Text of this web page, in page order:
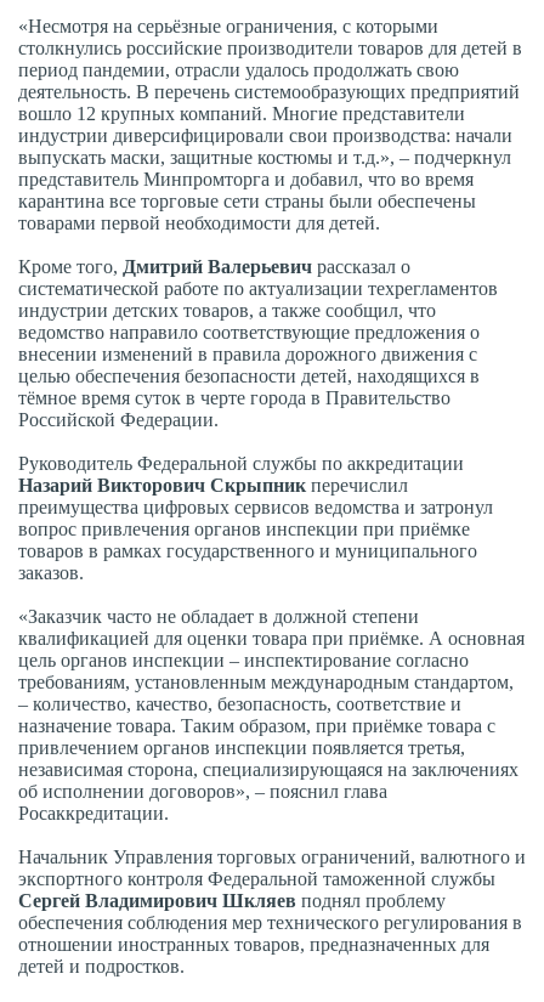
«Несмотря на серьёзные ограничения, с которыми
столкнулись российские производители товаров для детей в
период пандемии, отрасли удалось продолжать свою
деятельность. В перечень системообразующих предприятий
вошло 12 крупных компаний. Многие представители
индустрии диверсифицировали свои производства: начали
выпускать маски, защитные костюмы и т.д.», – подчеркнул
представитель Минпромторга и добавил, что во время
карантина все торговые сети страны были обеспечены
товарами первой необходимости для детей.
Кроме того, Дмитрий Валерьевич рассказал о
систематической работе по актуализации техрегламентов
индустрии детских товаров, а также сообщил, что
ведомство направило соответствующие предложения о
внесении изменений в правила дорожного движения с
целью обеспечения безопасности детей, находящихся в
тёмное время суток в черте города в Правительство
Российской Федерации.
Руководитель Федеральной службы по аккредитации
Назарий Викторович Скрыпник перечислил
преимущества цифровых сервисов ведомства и затронул
вопрос привлечения органов инспекции при приёмке
товаров в рамках государственного и муниципального
заказов.
«Заказчик часто не обладает в должной степени
квалификацией для оценки товара при приёмке. А основная
цель органов инспекции – инспектирование согласно
требованиям, установленным международным стандартом,
– количество, качество, безопасность, соответствие и
назначение товара. Таким образом, при приёмке товара с
привлечением органов инспекции появляется третья,
независимая сторона, специализирующаяся на заключениях
об исполнении договоров», – пояснил глава
Росаккредитации.
Начальник Управления торговых ограничений, валютного и
экспортного контроля Федеральной таможенной службы
Сергей Владимирович Шкляев поднял проблему
обеспечения соблюдения мер технического регулирования в
отношении иностранных товаров, предназначенных для
детей и подростков.